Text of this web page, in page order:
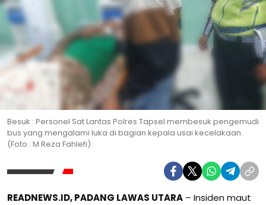
Besuk : Personel Sat Lantas Polres Tapsel membesuk pengemudi
bus yang mengalami luka di bagian kepala usai kecelakaan.
(Foto : M Reza Fahlefi)
READNEWS.ID, PADANG LAWAS UTARA – Insiden maut